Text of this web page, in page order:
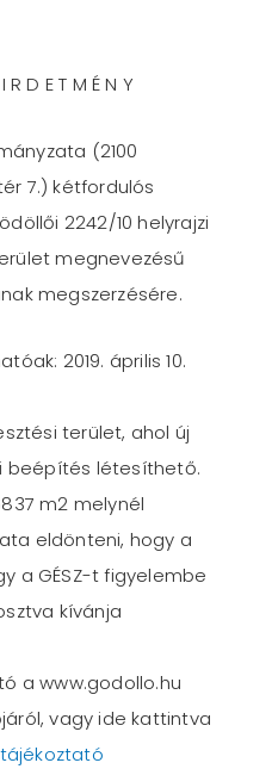
R D E T M É N Y
(2100
7.) kétfordulós
2242/10 helyrajzi
megnevezésű
megszerzésére.
2019. április 10.
terület, ahol új
beépítés létesíthető.
m2 melynél
eldönteni, hogy a
a GÉSZ-t figyelembe
kívánja
a www.godollo.hu
vagy ide kattintva